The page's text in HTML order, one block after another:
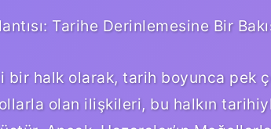
Tarihe Derinlemesine Bir
bir halk olarak, tarih boyunca pek
olan ilişkileri, bu halkın